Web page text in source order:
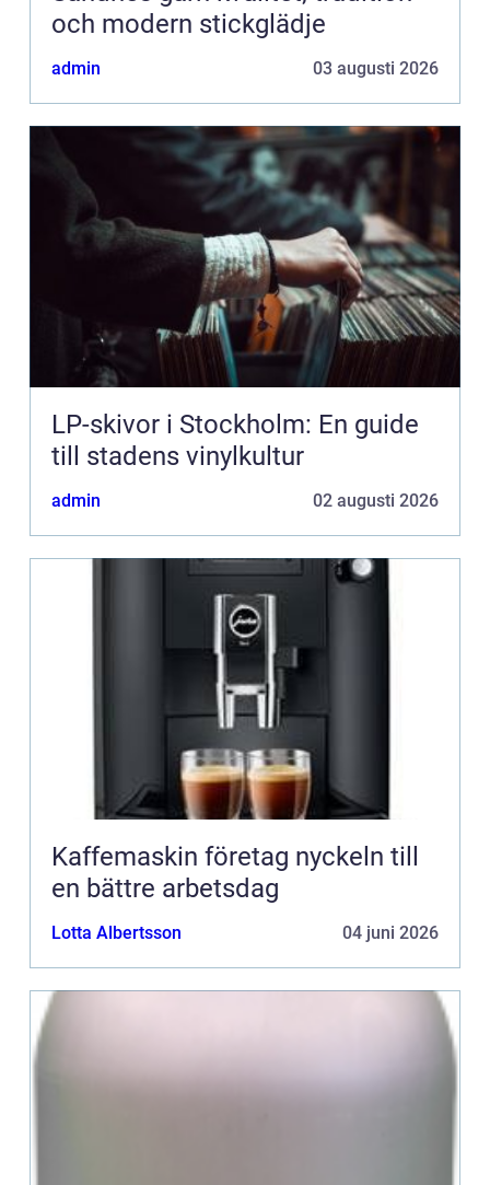
och modern stickglädje
admin 03 augusti 2026
LP-skivor i Stockholm: En guide
till stadens vinylkultur
admin 02 augusti 2026
Kaffemaskin företag nyckeln till
en bättre arbetsdag
Lotta Albertsson 04 juni 2026